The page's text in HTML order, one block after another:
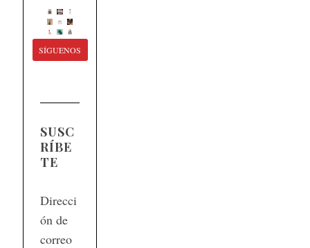
SÍGUENOS
SUSC
RÍBE
TE
Direcci
ón de
correo